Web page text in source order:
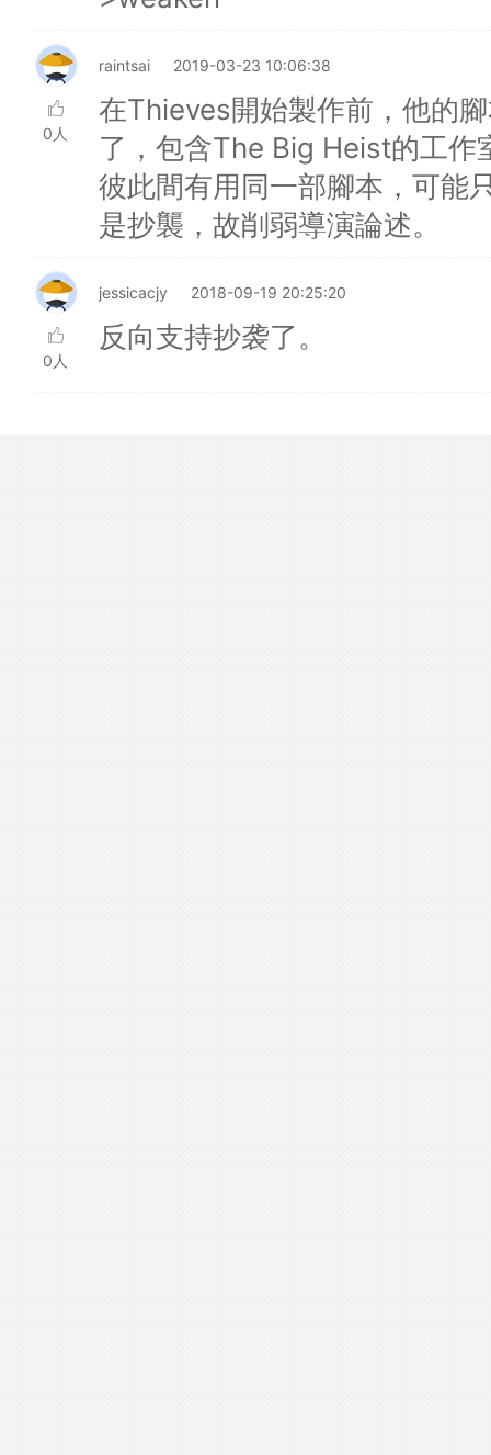
0人
raintsai 2019-03-23 10:06:38
在Thieves開始製作前，他的
了，包含The Big Heist的工作
彼此間有用同一部腳本，可能
是抄襲，故削弱導演論述。
0人
jessicacjy 2018-09-19 20:25:20
反向支持抄袭了。